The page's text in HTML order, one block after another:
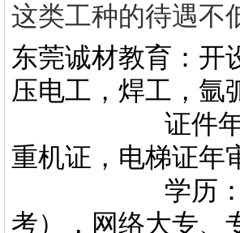
这类工种的待遇不
东莞诚材教育：开
压电工，焊工，氩
证件年审：电
重机证，电梯证年
学历：成人大
考），网络大专、